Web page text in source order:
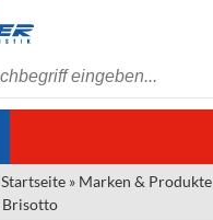
Startseite » Marken & Produkte
Brisotto